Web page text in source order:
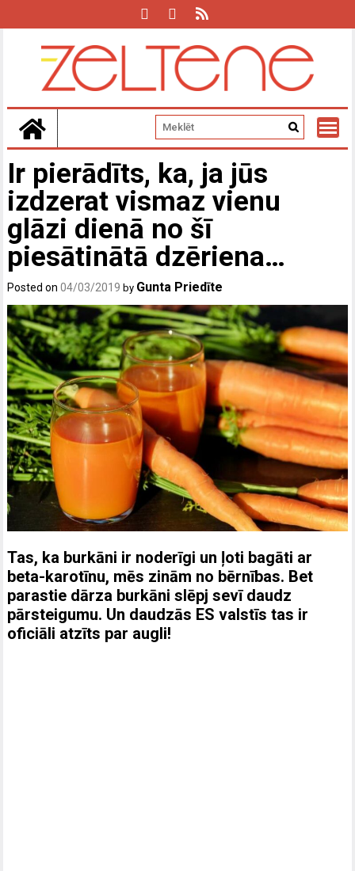
Ir pierādīts, ka, ja jūs
izdzerat vismaz vienu
glāzi dienā no šī
piesātinātā dzēriena…
Posted on04/03/2019 by Gunta Priedīte
Tas, ka burkāni ir noderīgi un ļoti bagāti ar
beta-karotīnu, mēs zinām no bērnības. Bet
parastie dārza burkāni slēpj sevī daudz
pārsteigumu. Un daudzās ES valstīs tas ir
oficiāli atzīts par augli!